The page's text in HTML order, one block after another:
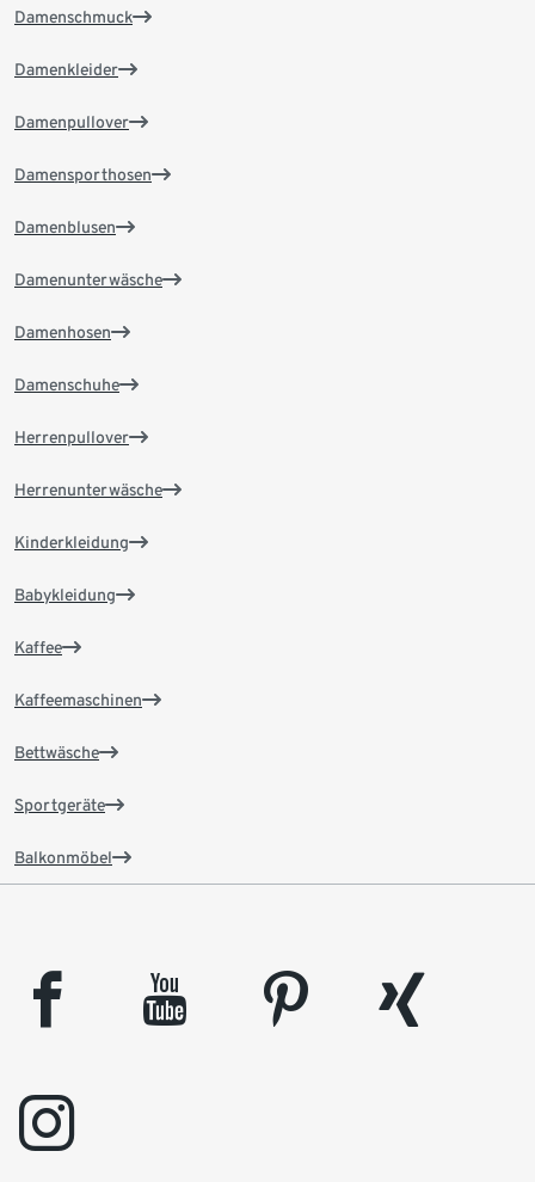
Damenschmuck
Damenkleider
Damenpullover
Damensporthosen
Damenblusen
Damenunterwäsche
Damenhosen
Damenschuhe
Herrenpullover
Herrenunterwäsche
Kinderkleidung
Babykleidung
Kaffee
Kaffeemaschinen
Bettwäsche
Sportgeräte
Balkonmöbel
facebook youtube pinterest
xing
instagram